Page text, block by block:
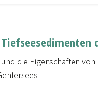
die Eigenschaften